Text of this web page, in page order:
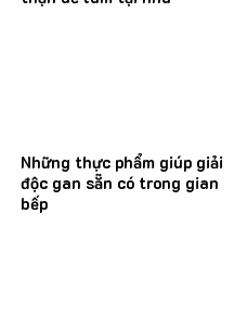
Những thực phẩm giúp giải
độc gan sẵn có trong gian
bếp